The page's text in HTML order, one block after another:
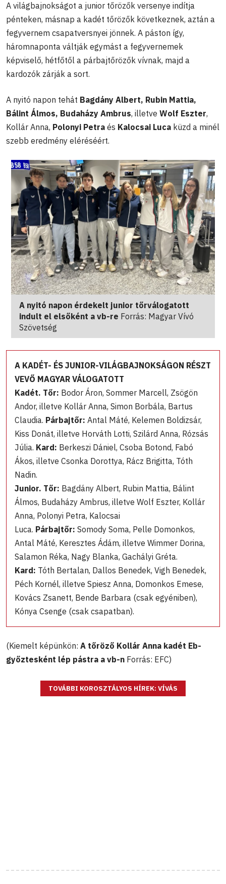
A világbajnokságot a junior tőrözők versenye indítja
pénteken, másnap a kadét tőrözők következnek, aztán a
fegyvernem csapatversnyei jönnek. A páston így,
háromnaponta váltják egymást a fegyvernemek
képviselő, hétfőtől a párbajtőrözők vívnak, majd a
kardozók zárják a sort.
A nyitó napon tehát Bagdány Albert, Rubin Mattia,
Bálint Álmos, Budaházy Ambrus, illetve Wolf Eszter,
Kollár Anna, Polonyi Petra és Kalocsai Luca küzd a minél
szebb eredmény eléréséért.
A nyitó napon érdekelt junior tőrválogatott
indult el elsőként a vb-re Forrás: Magyar Vívó
Szövetség
A KADÉT- ÉS JUNIOR-VILÁGBAJNOKSÁGON RÉSZT
VEVŐ MAGYAR VÁLOGATOTT
Kadét. Tőr: Bodor Áron, Sommer Marcell, Zsögön
Andor, illetve Kollár Anna, Simon Borbála, Bartus
Claudia. Párbajtőr: Antal Máté, Kelemen Boldizsár,
Kiss Donát, illetve Horváth Lotti, Szilárd Anna, Rózsás
Júlia. Kard: Berkeszi Dániel, Csoba Botond, Fabó
Ákos, illetve Csonka Dorottya, Rácz Brigitta, Tóth
Nadin.
Junior. Tőr: Bagdány Albert, Rubin Mattia, Bálint
Álmos, Budaházy Ambrus, illetve Wolf Eszter, Kollár
Anna, Polonyi Petra, Kalocsai
Luca. Párbajtőr: Somody Soma, Pelle Domonkos,
Antal Máté, Keresztes Ádám, illetve Wimmer Dorina,
Salamon Réka, Nagy Blanka, Gachályi Gréta.
Kard: Tóth Bertalan, Dallos Benedek, Vigh Benedek,
Péch Kornél, illetve Spiesz Anna, Domonkos Emese,
Kovács Zsanett, Bende Barbara (csak egyéniben),
Kónya Csenge (csak csapatban).
(Kiemelt képünkön: A tőröző Kollár Anna kadét Eb-
győztesként lép pástra a vb-n Forrás: EFC)
TOVÁBBI KOROSZTÁLYOS HÍREK: VÍVÁS